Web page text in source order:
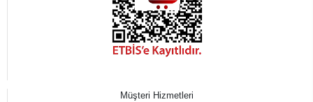
Müşteri Hizmetleri